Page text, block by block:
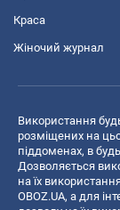
Краса
Жіночий журнал
Використання
розміщених на
піддоменах, в
Дозволяється
на їх
OBOZ.UA, а для